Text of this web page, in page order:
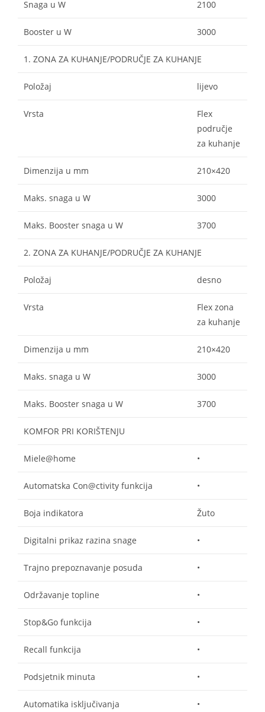
Snaga u W 2100
Booster u W 3000
1. ZONA ZA KUHANJE/PODRUČJE ZA KUHANJE
Položaj lijevo
Vrsta
Flex
područje
za kuhanje
Dimenzija u mm 210×420
Maks. snaga u W 3000
Maks. Booster snaga u W 3700
2. ZONA ZA KUHANJE/PODRUČJE ZA KUHANJE
Položaj desno
Vrsta
Flex zona
za kuhanje
Dimenzija u mm 210×420
Maks. snaga u W 3000
Maks. Booster snaga u W 3700
KOMFOR PRI KORIŠTENJU
Miele@home •
Automatska Con@ctivity funkcija •
Boja indikatora Žuto
Digitalni prikaz razina snage •
Trajno prepoznavanje posuda •
Održavanje topline •
Stop&Go funkcija •
Recall funkcija •
Podsjetnik minuta •
Automatika isključivanja •